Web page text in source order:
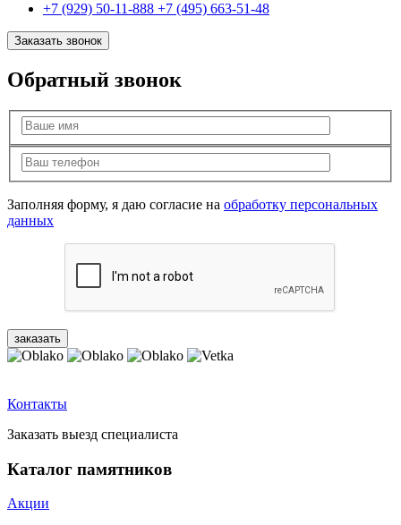
+7 (929) 50-11-888 +7 (495) 663-51-48
Заказать звонок
Обратный звонок
Заполняя форму, я даю согласие на обработку персональных
данных
Контакты
Заказать выезд специалиста
Каталог памятников
Акции